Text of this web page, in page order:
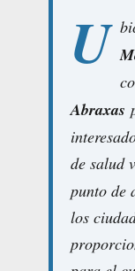
U
Abraxas
de salud
punto de
los